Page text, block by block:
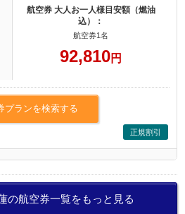
航空券 大人お一人様目安額（燃油
込）：
航空券1名
92,810円
プランを検索する
正規割引
の航空券一覧をもっと見る